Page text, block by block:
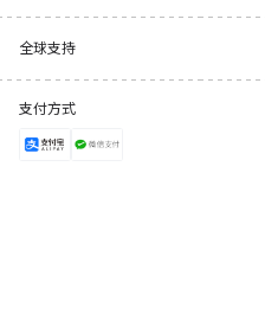
全球支持
支付方式